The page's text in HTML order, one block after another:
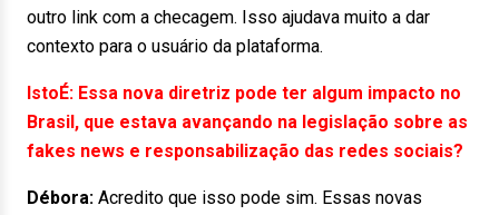
outro link com a checagem. Isso ajudava muito a dar
contexto para o usuário da plataforma.
IstoÉ: Essa nova diretriz pode ter algum impacto no
Brasil, que estava avançando na legislação sobre as
fakes news e responsabilização das redes sociais?
Débora: Acredito que isso pode sim. Essas novas